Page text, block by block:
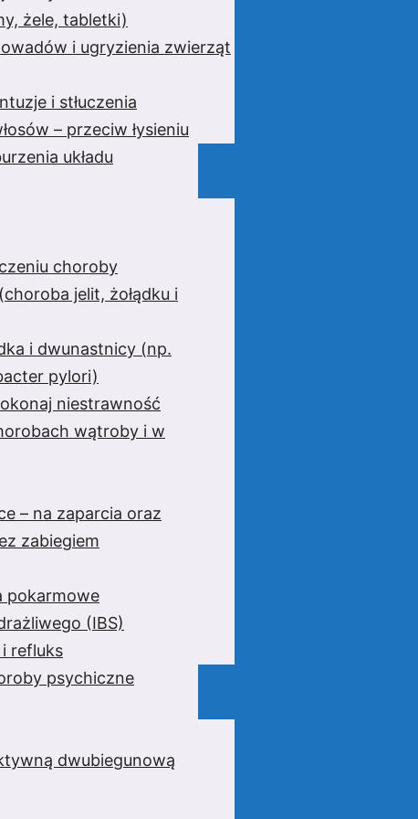
żele, tabletki)
i ugryzienia zwierząt
i stłuczenia
– przeciw łysieniu
układu
choroby
jelit, żołądku i
i dwunastnicy (np.
pylori)
niestrawność
wątroby i w
– na zaparcia oraz
zabiegiem
pokarmowe
(IBS)
refluks
psychiczne
dwubiegunową